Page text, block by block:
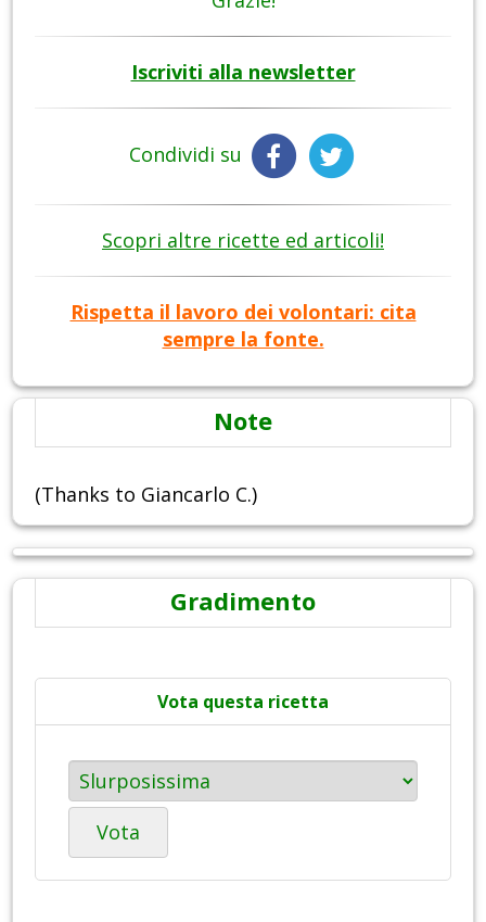
Iscriviti alla newsletter
Condividi su
Scopri altre ricette ed articoli!
Rispetta il lavoro dei volontari: cita
sempre la fonte.
Note
(Thanks to Giancarlo C.)
Gradimento
Vota questa ricetta
Vota